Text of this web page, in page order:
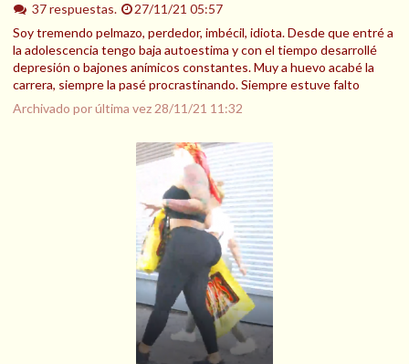
37 respuestas.
27/11/21 05:57
Soy tremendo pelmazo, perdedor, imbécil, idiota. Desde que entré a
la adolescencia tengo baja autoestima y con el tiempo desarrollé
depresión o bajones anímicos constantes. Muy a huevo acabé la
carrera, siempre la pasé procrastinando. Siempre estuve falto
Archivado por última vez 28/11/21 11:32